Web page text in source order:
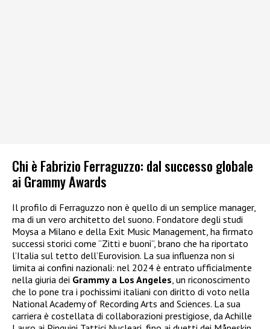
Chi è Fabrizio Ferraguzzo: dal successo globale
ai Grammy Awards
Il profilo di Ferraguzzo non è quello di un semplice manager,
ma di un vero architetto del suono. Fondatore degli studi
Moysa a Milano e della Exit Music Management, ha firmato
successi storici come “Zitti e buoni”, brano che ha riportato
l’Italia sul tetto dell’Eurovision. La sua influenza non si
limita ai confini nazionali: nel 2024 è entrato ufficialmente
nella giuria dei Grammy a Los Angeles , un riconoscimento
che lo pone tra i pochissimi italiani con diritto di voto nella
National Academy of Recording Arts and Sciences. La sua
carriera è costellata di collaborazioni prestigiose, da Achille